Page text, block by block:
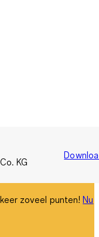
KG
zoveel punten!Nu